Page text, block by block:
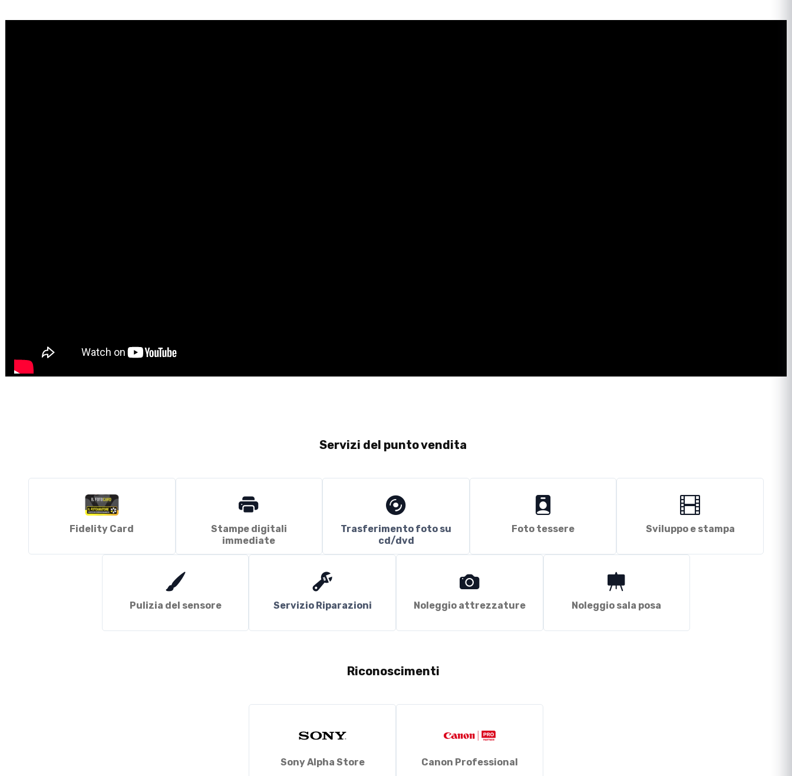
Servizi del punto vendita
Fidelity Card
Stampe digitali
immediate
Trasferimento foto su
cd/dvd
Foto tessere Sviluppo e stampa
Pulizia del sensore Servizio Riparazioni Noleggio attrezzature Noleggio sala posa
Riconoscimenti
Sony Alpha Store Canon Professional